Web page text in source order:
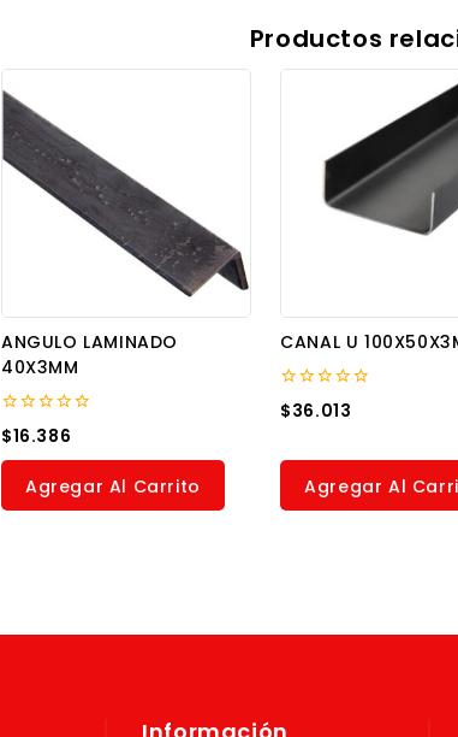
Productos
ANGULO LAMINADO
40X3MM
0
out
of
$16.386
Agregar Al Carrito
CANAL U
0
out
$36.013
Agregar Al